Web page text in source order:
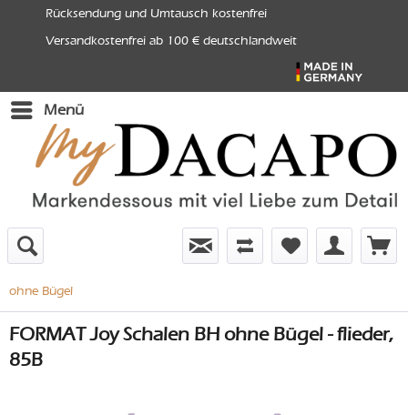
Rücksendung und Umtausch kostenfrei
Versandkostenfrei ab 100 € deutschlandweit
Menü
ohne Bügel
FORMAT Joy Schalen BH ohne Bügel - flieder,
85B